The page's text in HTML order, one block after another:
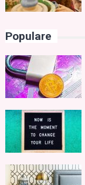
Populare